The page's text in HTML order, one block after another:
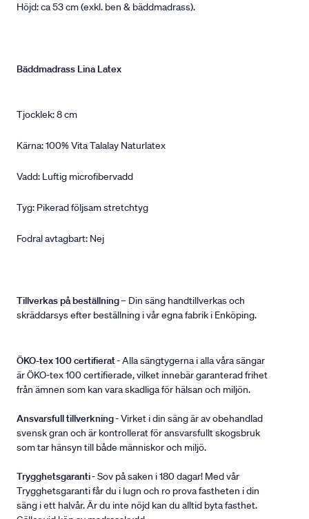
Höjd: ca 53 cm (exkl. ben & bäddmadrass).
Bäddmadrass Lina Latex
Tjocklek: 8 cm
Kärna: 100% Vita Talalay Naturlatex
Vadd: Luftig microfibervadd
Tyg: Pikerad följsam stretchtyg
Fodral avtagbart: Nej
Tillverkas på beställning– Din säng handtillverkas och
skräddarsys efter beställning i vår egna fabrik i Enköping.
ÖKO-tex 100 certifierat- Alla sängtygerna i alla våra sängar
är ÖKO-tex 100 certifierade, vilket innebär garanterad frihet
från ämnen som kan vara skadliga för hälsan och miljön.
Ansvarsfull tillverkning- Virket i din säng är av obehandlad
svensk gran och är kontrollerat för ansvarsfullt skogsbruk
som tar hänsyn till både människor och miljö.
Trygghetsgaranti- Sov på saken i 180 dagar! Med vår
Trygghetsgaranti får du i lugn och ro prova fastheten i din
säng i ett halvår. Är du inte nöjd kan du alltid byta fasthet.